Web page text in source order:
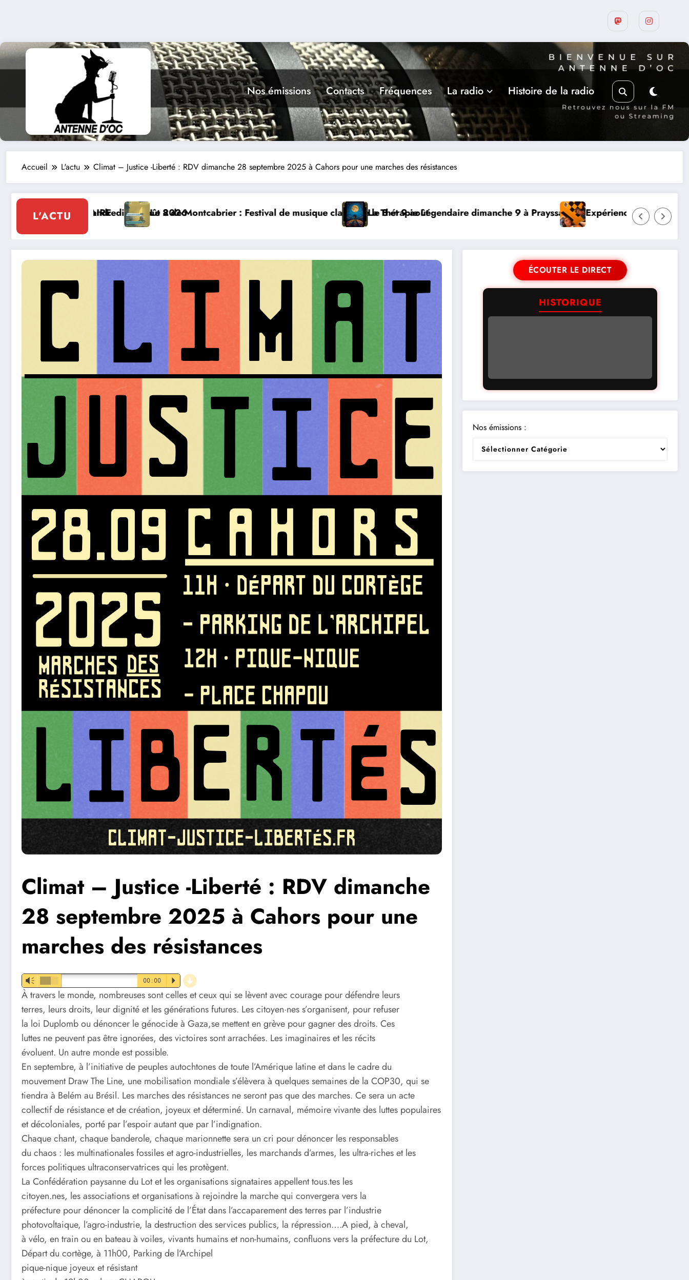
Nos émissions Contacts Fréquences La radio Histoire de la radio
Accueil L'actu Climat – Justice -Liberté : RDV dimanche 28 septembre 2025 à Cahors pour une marches des résistances
L'ACTU
de Montcabrier : Festival de musique classique le 8 et 9 aoûtLa Thérapie Légendaire dimanche 9 à Prayssac Expérience RADIO, Thibault et Lou-Anne d’OlmetoSuite de la
Climat – Justice -Liberté : RDV dimanche
28 septembre 2025 à Cahors pour une
marches des résistances
Vm 00:00 P d
À travers le monde, nombreuses sont celles et ceux qui se lèvent avec courage pour défendre leurs
terres, leurs droits, leur dignité et les générations futures. Les citoyen·nes s’organisent, pour refuser
la loi Duplomb ou dénoncer le génocide à Gaza,se mettent en grève pour gagner des droits. Ces
luttes ne peuvent pas être ignorées, des victoires sont arrachées. Les imaginaires et les récits
évoluent. Un autre monde est possible.
En septembre, à l’initiative de peuples autochtones de toute l’Amérique latine et dans le cadre du
mouvement Draw The Line, une mobilisation mondiale s’élèvera à quelques semaines de la COP30, qui se
tiendra à Belém au Brésil. Les marches des résistances ne seront pas que des marches. Ce sera un acte
collectif de résistance et de création, joyeux et déterminé. Un carnaval, mémoire vivante des luttes populaires
et décoloniales, porté par l’espoir autant que par l’indignation.
Chaque chant, chaque banderole, chaque marionnette sera un cri pour dénoncer les responsables
du chaos : les multinationales fossiles et agro-industrielles, les marchands d’armes, les ultra-riches et les
forces politiques ultraconservatrices qui les protègent.
La Confédération paysanne du Lot et les organisations signataires appellent tous.tes les
citoyen.nes, les associations et organisations à rejoindre la marche qui convergera vers la
préfecture pour dénoncer la complicité de l’État dans l’accaparement des terres par l’industrie
photovoltaique, l’agro-industrie, la destruction des services publics, la répression….A pied, à cheval,
à vélo, en train ou en bateau à voiles, vivants humains et non-humains, confluons vers la préfecture du Lot,
Départ du cortège, à 11h00, Parking de l’Archipel
pique-nique joyeux et résistant
ÉCOUTER LE DIRECT
HISTORIQUE
Nos émissions :